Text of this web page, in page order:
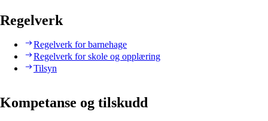
Regelverk
Regelverk for barnehage
Regelverk for skole og opplæring
Tilsyn
Kompetanse og tilskudd